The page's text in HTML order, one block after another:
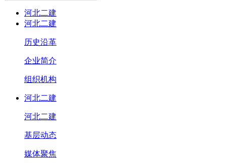
河北二建
河北二建
历史沿革
企业简介
组织机构
河北二建
河北二建
基层动态
媒体聚焦